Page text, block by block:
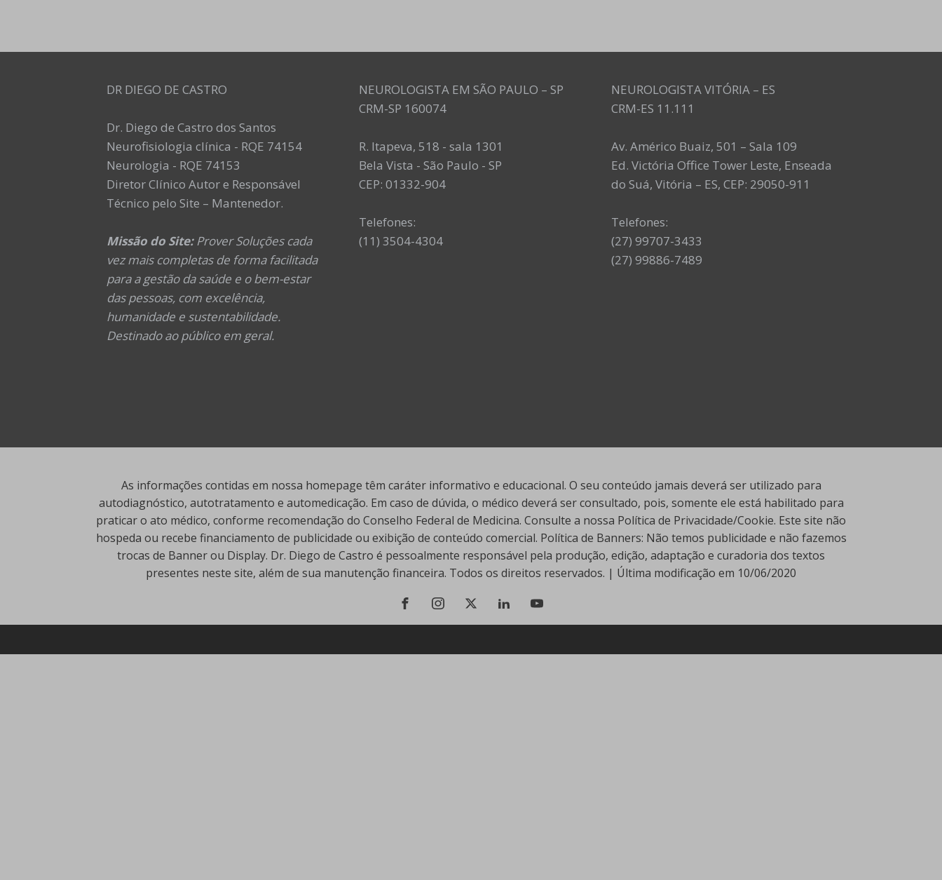
DR DIEGO DE CASTRO
Dr. Diego de Castro dos Santos
Neurofisiologia clínica - RQE 74154
Neurologia - RQE 74153
Diretor Clínico Autor e Responsável
Técnico pelo Site – Mantenedor.
Missão do Site:Prover Soluções cada
vez mais completas de forma facilitada
para a gestão da saúde e o bem-estar
das pessoas, com excelência,
humanidade e sustentabilidade.
Destinado ao público em geral.
NEUROLOGISTA EM SÃO PAULO – SP
CRM-SP 160074
R. Itapeva, 518 - sala 1301
Bela Vista - São Paulo - SP
CEP: 01332-904
Telefones:
(11) 3504-4304
NEUROLOGISTA VITÓRIA – ES
CRM-ES 11.111
Av. Américo Buaiz, 501 – Sala 109
Ed. Victória Office Tower Leste, Enseada
do Suá, Vitória – ES, CEP: 29050-911
Telefones:
(27) 99707-3433
(27) 99886-7489
As informações contidas em nossa homepage têm caráter informativo e educacional. O seu conteúdo jamais deverá ser utilizado para
autodiagnóstico, autotratamento e automedicação. Em caso de dúvida, o médico deverá ser consultado, pois, somente ele está habilitado para
praticar o ato médico, conforme recomendação do Conselho Federal de Medicina. Consulte a nossa Política de Privacidade/Cookie. Este site não
hospeda ou recebe financiamento de publicidade ou exibição de conteúdo comercial. Política de Banners: Não temos publicidade e não fazemos
trocas de Banner ou Display. Dr. Diego de Castro é pessoalmente responsável pela produção, edição, adaptação e curadoria dos textos
presentes neste site, além de sua manutenção financeira. Todos os direitos reservados. | Última modificação em 10/06/2020